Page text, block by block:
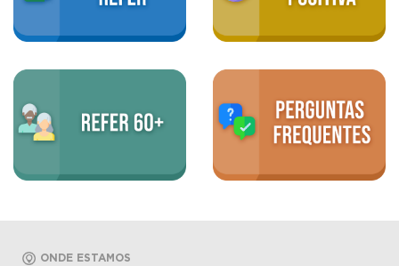
ONDE ESTAMOS